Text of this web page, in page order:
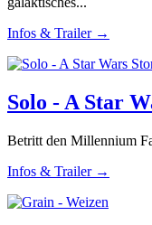
Infos & Trailer →
Solo - A Star
Betritt den Millennium
Infos & Trailer →